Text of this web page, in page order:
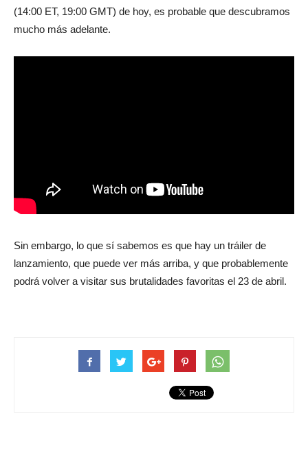
(14:00 ET, 19:00 GMT) de hoy, es probable que descubramos
mucho más adelante.
Sin embargo, lo que sí sabemos es que hay un tráiler de
lanzamiento, que puede ver más arriba, y que probablemente
podrá volver a visitar sus brutalidades favoritas el 23 de abril.